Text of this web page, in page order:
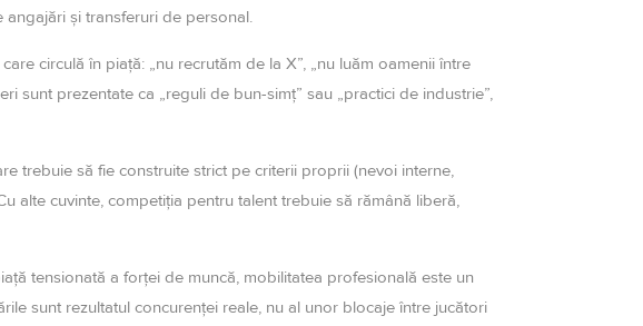
și transferuri de personal.
circulă în piață: „nu recrutăm de la X”, „nu luăm oamenii între
sunt prezentate ca „reguli de bun-simț” sau „practici de industrie”,
trebuie să fie construite strict pe criterii proprii (nevoi interne,
alte cuvinte, competiția pentru talent trebuie să rămână liberă,
tensionată a forței de muncă, mobilitatea profesională este un
sunt rezultatul concurenței reale, nu al unor blocaje între jucători